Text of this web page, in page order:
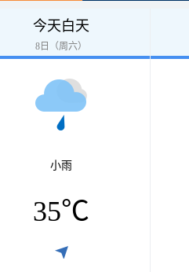
今天白天
8日（周六）
小雨
35℃